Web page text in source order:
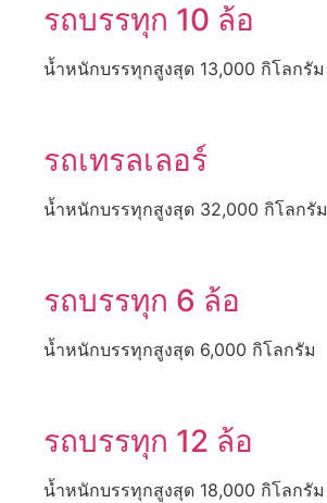
รถบรรทุก 10 ล้อ
น้ำหนักบรรทุกสูงสุด 13,000 กิโลกรัม
รถเทรลเลอร์
น้ำหนักบรรทุกสูงสุด 32,000 กิโลกรัม
รถบรรทุก 6 ล้อ
น้ำหนักบรรทุกสูงสุด 6,000 กิโลกรัม
รถบรรทุก 12 ล้อ
น้ำหนักบรรทุกสูงสุด 18,000 กิโลกรัม